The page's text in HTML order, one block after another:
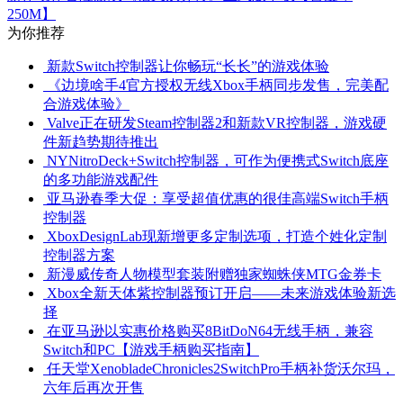
250M】
为你推荐
新款Switch控制器让你畅玩“长长”的游戏体验
《边境啥手4官方授权无线Xbox手柄同步发售，完美配
合游戏体验》
Valve正在研发Steam控制器2和新款VR控制器，游戏硬
件新趋势期待推出
NYNitroDeck+Switch控制器，可作为便携式Switch底座
的多功能游戏配件
亚马逊春季大促：享受超值优惠的很佳高端Switch手柄
控制器
XboxDesignLab现新增更多定制选项，打造个姓化定制
控制器方案
新漫威传奇人物模型套装附赠独家蜘蛛侠MTG金券卡
Xbox全新天体紫控制器预订开启——未来游戏体验新选
择
在亚马逊以实惠价格购买8BitDoN64无线手柄，兼容
Switch和PC【游戏手柄购买指南】
任天堂XenobladeChronicles2SwitchPro手柄补货沃尔玛，
六年后再次开售